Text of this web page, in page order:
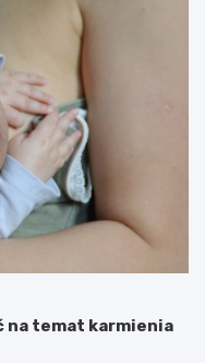
na temat karmienia